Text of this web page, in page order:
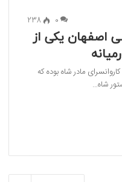
0
238
اصفهان یکی از
مادر شاه بوده که
شاه…